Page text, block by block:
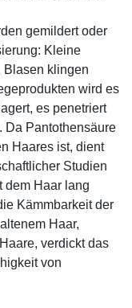
gemildert oder
Kleine
Blasen klingen
wird es
es penetriert
Da Pantothensäure
Haares ist, dient
Studien
dem Haar lang
Kämmbarkeit der
Haar,
verdickt das
von